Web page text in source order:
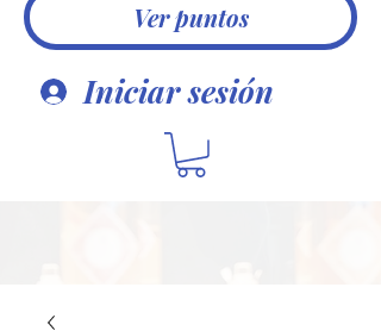
Ver puntos
Iniciar sesión